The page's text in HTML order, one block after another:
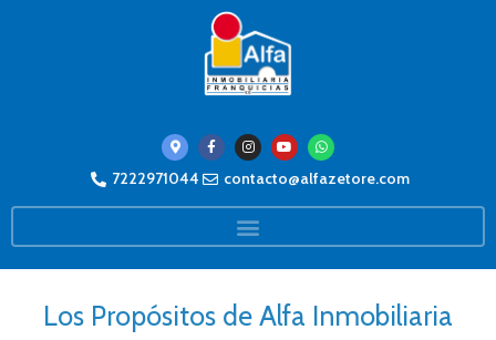
7222971044 contacto@alfazetore.com
Los Propósitos de Alfa Inmobiliaria